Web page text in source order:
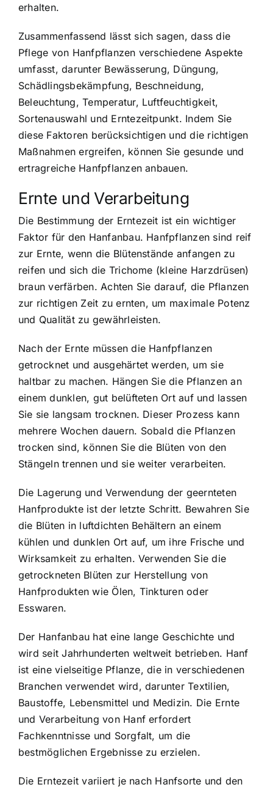
erhalten.
Zusammenfassend lässt sich sagen, dass die
Pflege von Hanfpflanzen verschiedene Aspekte
umfasst, darunter Bewässerung, Düngung,
Schädlingsbekämpfung, Beschneidung,
Beleuchtung, Temperatur, Luftfeuchtigkeit,
Sortenauswahl und Erntezeitpunkt. Indem Sie
diese Faktoren berücksichtigen und die richtigen
Maßnahmen ergreifen, können Sie gesunde und
ertragreiche Hanfpflanzen anbauen.
Ernte und Verarbeitung
Die Bestimmung der Erntezeit ist ein wichtiger
Faktor für den Hanfanbau. Hanfpflanzen sind reif
zur Ernte, wenn die Blütenstände anfangen zu
reifen und sich die Trichome (kleine Harzdrüsen)
braun verfärben. Achten Sie darauf, die Pflanzen
zur richtigen Zeit zu ernten, um maximale Potenz
und Qualität zu gewährleisten.
Nach der Ernte müssen die Hanfpflanzen
getrocknet und ausgehärtet werden, um sie
haltbar zu machen. Hängen Sie die Pflanzen an
einem dunklen, gut belüfteten Ort auf und lassen
Sie sie langsam trocknen. Dieser Prozess kann
mehrere Wochen dauern. Sobald die Pflanzen
trocken sind, können Sie die Blüten von den
Stängeln trennen und sie weiter verarbeiten.
Die Lagerung und Verwendung der geernteten
Hanfprodukte ist der letzte Schritt. Bewahren Sie
die Blüten in luftdichten Behältern an einem
kühlen und dunklen Ort auf, um ihre Frische und
Wirksamkeit zu erhalten. Verwenden Sie die
getrockneten Blüten zur Herstellung von
Hanfprodukten wie Ölen, Tinkturen oder
Esswaren.
Der Hanfanbau hat eine lange Geschichte und
wird seit Jahrhunderten weltweit betrieben. Hanf
ist eine vielseitige Pflanze, die in verschiedenen
Branchen verwendet wird, darunter Textilien,
Baustoffe, Lebensmittel und Medizin. Die Ernte
und Verarbeitung von Hanf erfordert
Fachkenntnisse und Sorgfalt, um die
bestmöglichen Ergebnisse zu erzielen.
Die Erntezeit variiert je nach Hanfsorte und den